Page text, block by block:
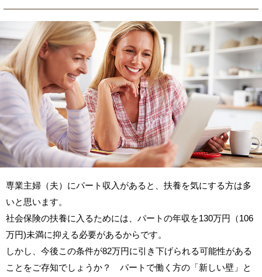
専業主婦（夫）にパート収入があると、扶養を気にする方は多
いと思います。
社会保険の扶養に入るためには、パートの年収を130万円（106
万円)未満に抑える必要があるからです。
しかし、今後この条件が82万円に引き下げられる可能性がある
ことをご存知でしょうか？ パートで働く方の「新しい壁」と